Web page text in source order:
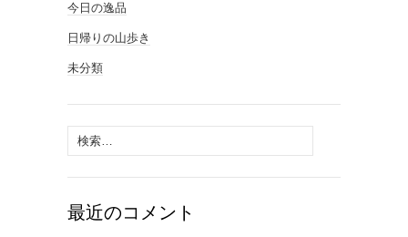
今日の逸品
日帰りの山歩き
未分類
検
索:
最近のコメント